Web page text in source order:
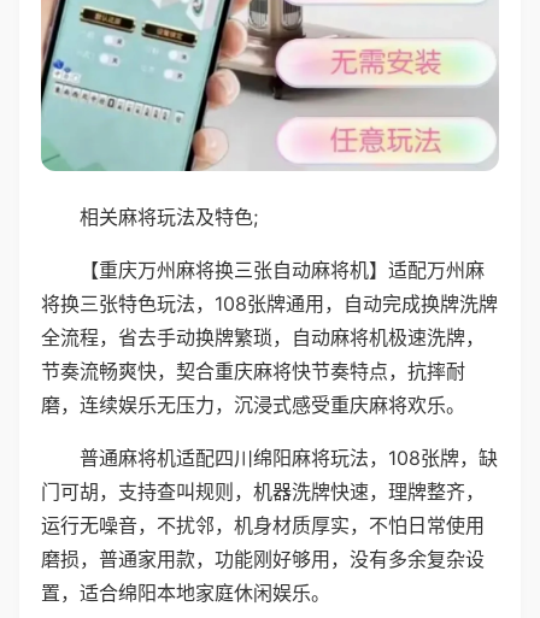
相关麻将玩法及特色;
【重庆万州麻将换三张自动麻将机】适配万州麻
将换三张特色玩法，108张牌通用，自动完成换牌洗牌
全流程，省去手动换牌繁琐，自动麻将机极速洗牌，
节奏流畅爽快，契合重庆麻将快节奏特点，抗摔耐
磨，连续娱乐无压力，沉浸式感受重庆麻将欢乐。
普通麻将机适配四川绵阳麻将玩法，108张牌，缺
门可胡，支持查叫规则，机器洗牌快速，理牌整齐，
运行无噪音，不扰邻，机身材质厚实，不怕日常使用
磨损，普通家用款，功能刚好够用，没有多余复杂设
置，适合绵阳本地家庭休闲娱乐。